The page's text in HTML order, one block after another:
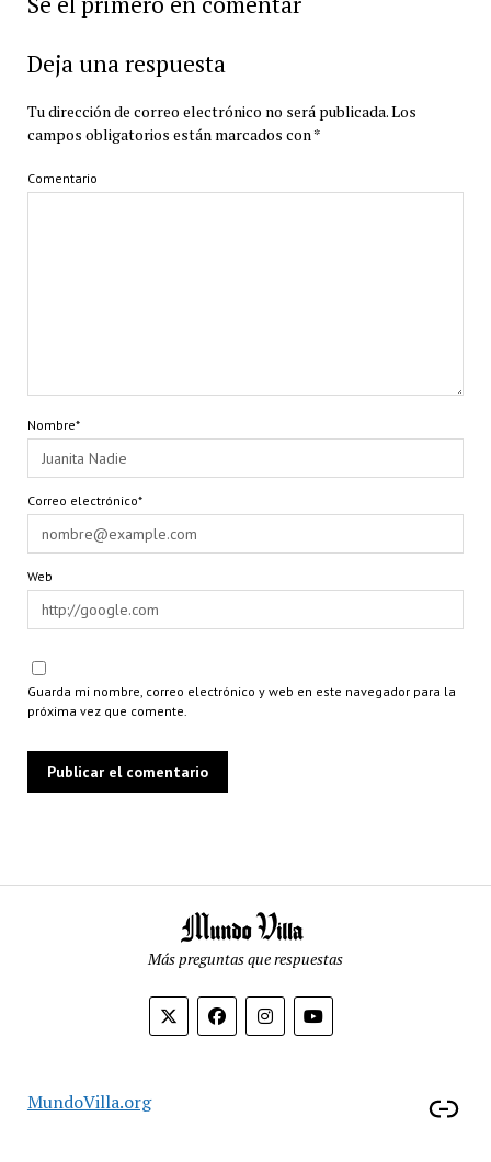
Deja una respuesta
Tu dirección de correo electrónico no será publicada.Los
campos obligatorios están marcados con *
Comentario
Nombre*
Correo electrónico*
Web
Guarda mi nombre, correo electrónico y web en este navegador para la
próxima vez que comente.
Más preguntas que respuestas
MundoVilla.org